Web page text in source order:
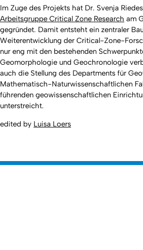
Im Zuge des Projekts hat Dr. Svenja
Arbeitsgruppe Critical Zone Research am
gegründet. Damit entsteht ein zentraler
Weiterentwicklung der Critical-Zone-
nur eng mit den bestehenden
Geomorphologie und Geochronologie
auch die Stellung des Departments für
Mathematisch-Naturwissenschaftlichen
führenden geowissenschaftlichen
unterstreicht.
edited by Luisa Loers